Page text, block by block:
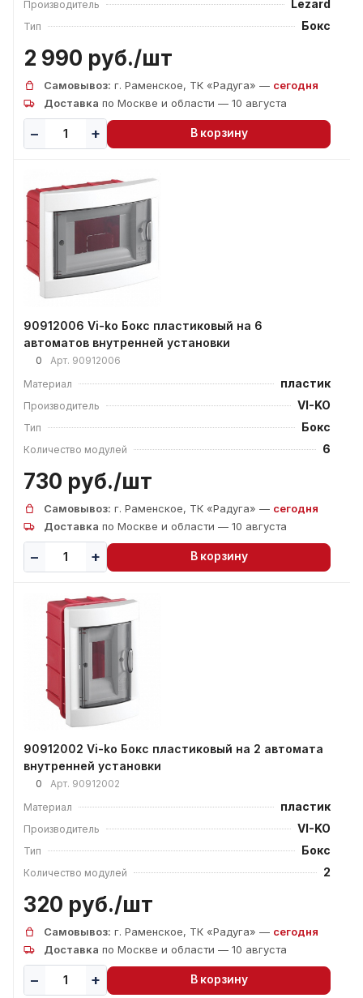
Производитель Lezard
Тип Бокс
2 990 руб./шт
Самовывоз: г. Раменское, ТК «Радуга» — сегодня
Доставка по Москве и области — 10 августа
В корзину
90912006 Vi-ko Бокс пластиковый на 6
автоматов внутренней установки
0 Арт. 90912006
Материал
пластик
Производитель VI-KO
Тип Бокс
Количество модулей 6
730 руб./шт
Самовывоз: г. Раменское, ТК «Радуга» — сегодня
Доставка по Москве и области — 10 августа
В корзину
90912002 Vi-ko Бокс пластиковый на 2 автомата
внутренней установки
0 Арт. 90912002
Материал
пластик
Производитель VI-KO
Тип Бокс
Количество модулей 2
320 руб./шт
Самовывоз: г. Раменское, ТК «Радуга» — сегодня
Доставка по Москве и области — 10 августа
В корзину